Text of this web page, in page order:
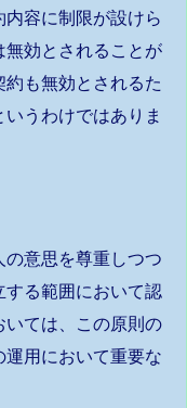
容に制限が設けら
効とされることが
も無効とされるた
うわけではありま
意思を尊重しつつ
する範囲において認
ては、この原則の
用において重要な